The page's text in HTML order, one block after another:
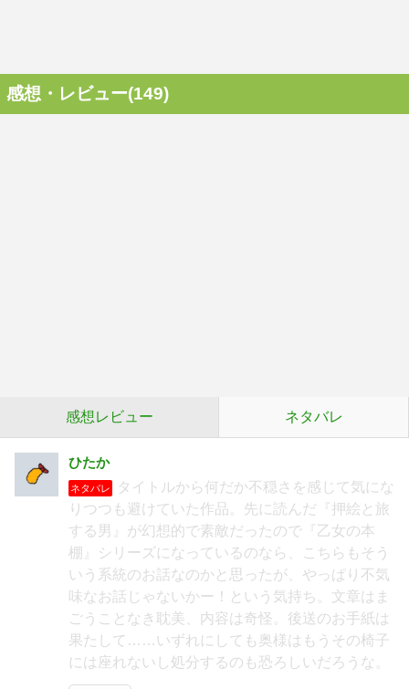
感想・レビュー(149)
感想レビュー ネタバレ
ひたか
ネタバレ
タイトルから何だか不穏さを感じて気にな
りつつも避けていた作品。先に読んだ『押絵と旅
する男』が幻想的で素敵だったので『乙女の本
棚』シリーズになっているのなら、こちらもそう
いう系統のお話なのかと思ったが、やっぱり不気
味なお話じゃないかー！という気持ち。文章はま
ごうことなき耽美、内容は奇怪。後送のお手紙は
果たして……いずれにしても奥様はもうその椅子
には座れないし処分するのも恐ろしいだろうな。